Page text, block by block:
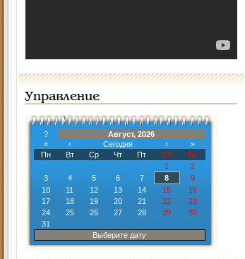
Управление
?
Август, 2026
«
‹ Сегодня ›
»
Пн
Вт Ср Чт Пт Сб
Вс
1
2
3
4 5 6 7 8
9
10
11 12 13 14 15
16
17
18 19 20 21 22
23
24
25 26 27 28 29
30
31
Выберите дату